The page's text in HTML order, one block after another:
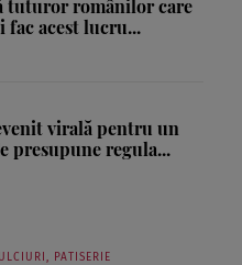
tuturor românilor care
fac acest lucru...
virală pentru un
presupune regula...
PATISERIE